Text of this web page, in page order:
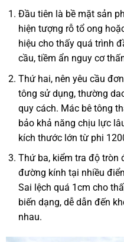
Đầu tiên là bề mặt sản
hiện tượng rỗ tổ ong
hiệu cho thấy quá trình
cầu, tiềm ẩn nguy cơ
Thứ hai, nên yêu cầu
tông sử dụng, thường
quy cách. Mác bê tông
bảo khả năng chịu lực
kích thước lớn từ phi
Thứ ba, kiểm tra độ tròn
đường kính tại nhiều
Sai lệch quá 1cm cho
biến dạng, dễ dẫn đến
nhau.